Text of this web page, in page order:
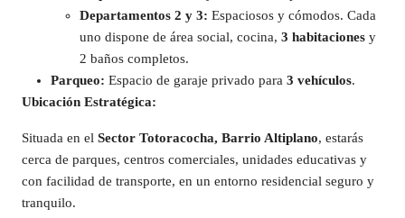
Departamentos 2 y 3: Espaciosos y cómodos. Cada
uno dispone de área social, cocina, 3 habitaciones y
2 baños completos.
Parqueo: Espacio de garaje privado para 3 vehículos.
Ubicación Estratégica:
Situada en el Sector Totoracocha, Barrio Altiplano, estarás
cerca de parques, centros comerciales, unidades educativas y
con facilidad de transporte, en un entorno residencial seguro y
tranquilo.